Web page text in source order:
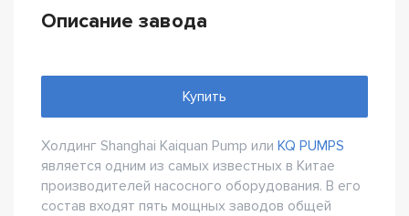
Описание завода
Купить
Холдинг Shanghai Kaiquan Pump или KQ PUMPS
является одним из самых известных в Китае
производителей насосного оборудования. В его
состав входят пять мощных заводов общей